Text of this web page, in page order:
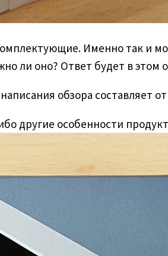
Именно так и
ли оно? Ответ будет в этом
обзора составляет
другие особенности